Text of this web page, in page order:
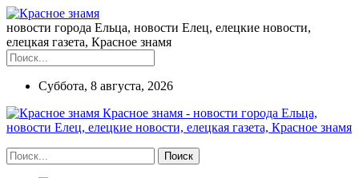
новости города Ельца, новости Елец, елецкие новости,
елецкая газета, Красное знамя
Суббота, 8 августа, 2026
Красное знамя - новости города Ельца,
новости Елец, елецкие новости, елецкая газета, Красное знамя